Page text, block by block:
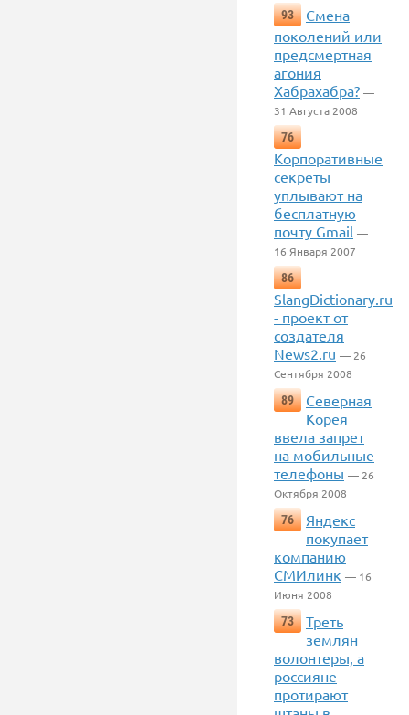
93
Смена
поколений или
предсмертная
агония
Хабрахабра? —
31 Августа 2008
76
Корпоративные
секреты
уплывают на
бесплатную
почту Gmail —
16 Января 2007
86
SlangDictionary.ru
- проект от
создателя
News2.ru — 26
Сентября 2008
89
Северная
Корея
ввела запрет
на мобильные
телефоны — 26
Октября 2008
76
Яндекс
покупает
компанию
СМИлинк — 16
Июня 2008
73
Треть
землян
волонтеры, а
россияне
протирают